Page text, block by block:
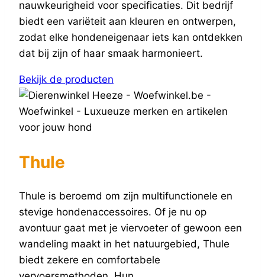
nauwkeurigheid voor specificaties. Dit bedrijf
biedt een variëteit aan kleuren en ontwerpen,
zodat elke hondeneigenaar iets kan ontdekken
dat bij zijn of haar smaak harmonieert.
Bekijk de producten
Thule
Thule is beroemd om zijn multifunctionele en
stevige hondenaccessoires. Of je nu op
avontuur gaat met je viervoeter of gewoon een
wandeling maakt in het natuurgebied, Thule
biedt zekere en comfortabele